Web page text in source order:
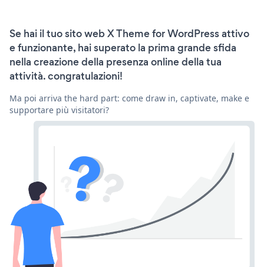
Se hai il tuo sito web X Theme for WordPress attivo
e funzionante, hai superato la prima grande sfida
nella creazione della presenza online della tua
attività. congratulazioni!
Ma poi arriva the hard part: come draw in, captivate, make e
supportare più visitatori?